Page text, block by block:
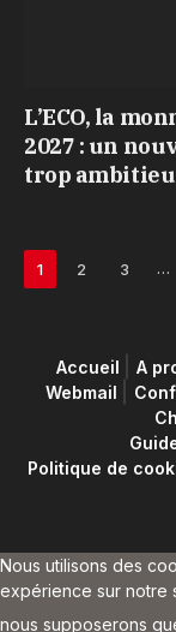
L’ECO, la
2027 : un
trop
1 2 3 …
Accueil A
Webmail
Politique de
Nous utilisons des
expérience sur notre
nous supposerons